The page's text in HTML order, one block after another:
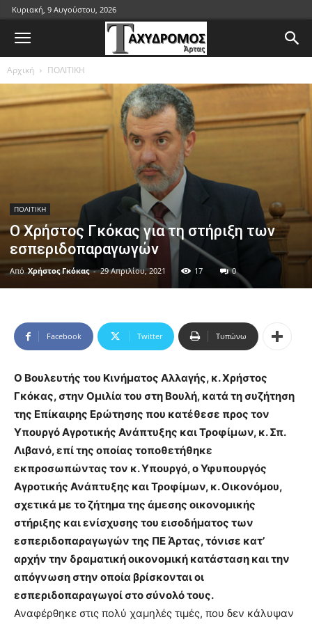
Κυριακή, 9 Αυγούστου, 2026
Αρχική ΠΟΛΙΤΙΚΗ
ΠΟΛΙΤΙΚΗ
Ο Χρήστος Γκόκας για τη στήριξη των
εσπεριδοπαραγωγών
Από Χρήστος Γκόκας - 29 Απριλίου, 2021 17 0
Facebook Twitter Τυπώνω
Ο Βουλευτής του Κινήματος Αλλαγής, κ. Χρήστος
Γκόκας, στην Ομιλία του στη Βουλή, κατά τη συζήτηση
της Επίκαιρης Ερώτησης που κατέθεσε προς τον
Υπουργό Αγροτικής Ανάπτυξης και Τροφίμων, κ. Σπ.
Λιβανό, επί της οποίας τοποθετήθηκε
εκπροσωπώντας τον κ. Υπουργό, ο Υφυπουργός
Αγροτικής Ανάπτυξης και Τροφίμων, κ. Οικονόμου,
σχετικά με το ζήτημα της άμεσης οικονομικής
στήριξης και ενίσχυσης του εισοδήματος των
εσπεριδοπαραγωγών της ΠΕ Άρτας, τόνισε κατ’
αρχήν την δραματική οικονομική κατάσταση και την
απόγνωση στην οποία βρίσκονται οι
εσπεριδοπαραγωγοί στο σύνολό τους.
Αναφέρθηκε στις πολύ χαμηλές τιμές, που δεν κάλυψαν